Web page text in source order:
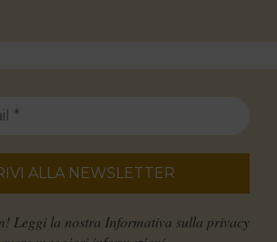
Leggi la nostra Informativa sulla privacy